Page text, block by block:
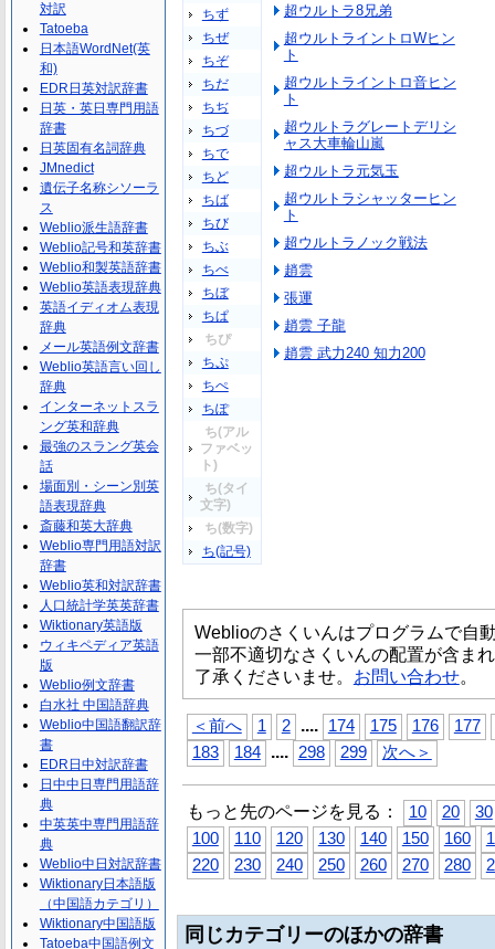
ちず
ちぜ
ちぞ
ちだ
ちぢ
ちづ
ちで
ちど
ちば
ちび
ちぶ
ちべ
ちぼ
ちぱ
ちぴ
ちぷ
ちぺ
ちぽ
ち(アル
ファベッ
ト)
ち(タイ
文字)
ち(数字)
ち(記号)
超ウルトラ8兄弟
超ウルトライントロWヒン
ト
超ウルトライントロ音ヒン
ト
超ウルトラグレートデリシ
ャス大車輪山嵐
超ウルトラ元気玉
超ウルトラシャッターヒン
ト
超ウルトラノック戦法
趙雲
張運
趙雲 子龍
趙雲 武力240 知力200
Weblioのさくいんはプログラムで自
一部不適切なさくいんの配置が含ま
了承くださいませ。 お問い合わせ。
＜前へ 1 2 .... 174 175 176
177
183
184 .... 298 299 次へ＞
もっと先のページを見る： 10 20
30
100
110 120 130 140 150 160
220
230 240 250 260 270 280
同じカテゴリーのほかの辞書
対訳
Tatoeba
日本語WordNet(英
和)
EDR日英対訳辞書
日英・英日専門用語
辞書
日英固有名詞辞典
JMnedict
遺伝子名称シソーラ
ス
Weblio派生語辞書
Weblio記号和英辞書
Weblio和製英語辞書
Weblio英語表現辞典
英語イディオム表現
辞典
メール英語例文辞書
Weblio英語言い回し
辞典
インターネットスラ
ング英和辞典
最強のスラング英会
話
場面別・シーン別英
語表現辞典
斎藤和英大辞典
Weblio専門用語対訳
辞書
Weblio英和対訳辞書
人口統計学英英辞書
Wiktionary英語版
ウィキペディア英語
版
Weblio例文辞書
白水社 中国語辞典
Weblio中国語翻訳辞
書
EDR日中対訳辞書
日中中日専門用語辞
典
中英英中専門用語辞
典
Weblio中日対訳辞書
Wiktionary日本語版
（中国語カテゴリ）
Wiktionary中国語版
Tatoeba中国語例文